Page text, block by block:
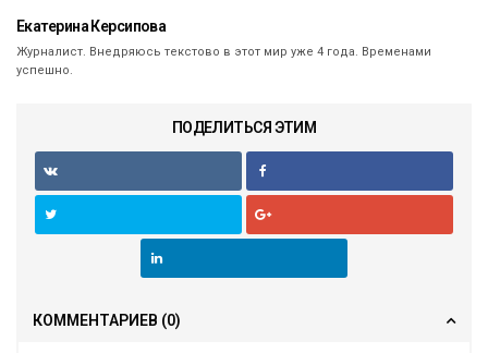
Екатерина Керсипова
Журналист. Внедряюсь текстово в этот мир уже 4 года. Временами
успешно.
ПОДЕЛИТЬСЯ ЭТИМ
КОММЕНТАРИЕВ (0)